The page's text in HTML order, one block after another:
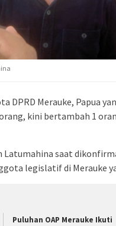
DPRD Merauke, Papua
kini bertambah 1
Latumahina saat
legislatif di Merauke
Puluhan OAP Merauke Ikuti